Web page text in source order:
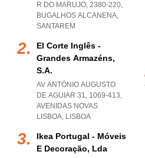
R DO MARUJO, 2380-220,
BUGALHOS ALCANENA,
SANTAREM
El Corte Inglês -
Grandes Armazéns,
S.a.
AV ANTÓNIO AUGUSTO
DE AGUIAR 31, 1069-413,
AVENIDAS NOVAS
LISBOA, LISBOA
Ikea Portugal - Móveis
E Decoração, Lda